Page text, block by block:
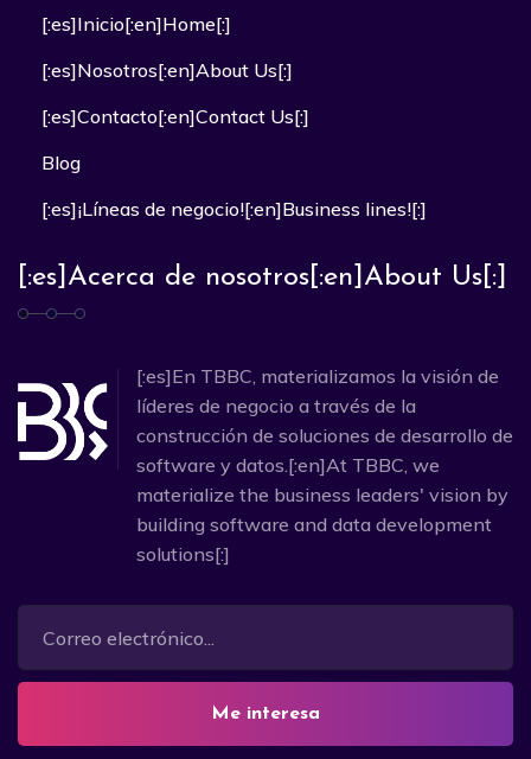
[:es]Inicio[:en]Home[:]
[:es]Nosotros[:en]About Us[:]
[:es]Contacto[:en]Contact Us[:]
Blog
[:es]¡Líneas de negocio![:en]Business lines![:]
[:es]Acerca de nosotros[:en]About Us[:]
[:es]En TBBC, materializamos la visión de
líderes de negocio a través de la
construcción de soluciones de desarrollo de
software y datos.[:en]At TBBC, we
materialize the business leaders' vision by
building software and data development
solutions[:]
Me interesa